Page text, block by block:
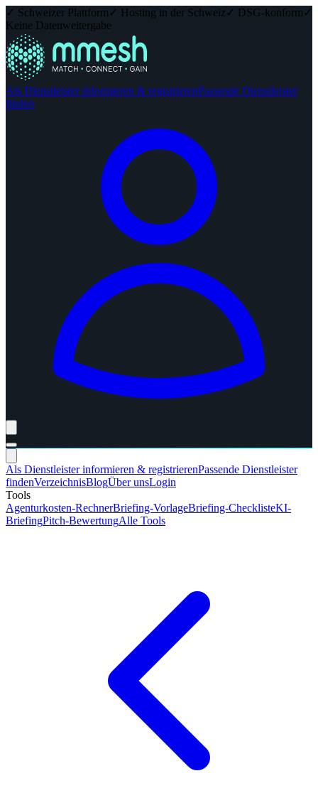
✓ Schweizer Plattform ✓ Hosting in der Schweiz ✓ DSG-konform ✓
Keine Datenweitergabe
Als Dienstleister informieren & registrierenPassende Dienstleister
finden
Als Dienstleister informieren & registrierenPassende Dienstleister
findenVerzeichnisBlogÜber unsLogin
Tools
Agenturkosten-RechnerBriefing-VorlageBriefing-ChecklisteKI-
BriefingPitch-BewertungAlle Tools